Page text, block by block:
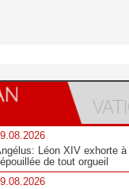
Léon XIV exhorte
de tout orgueil